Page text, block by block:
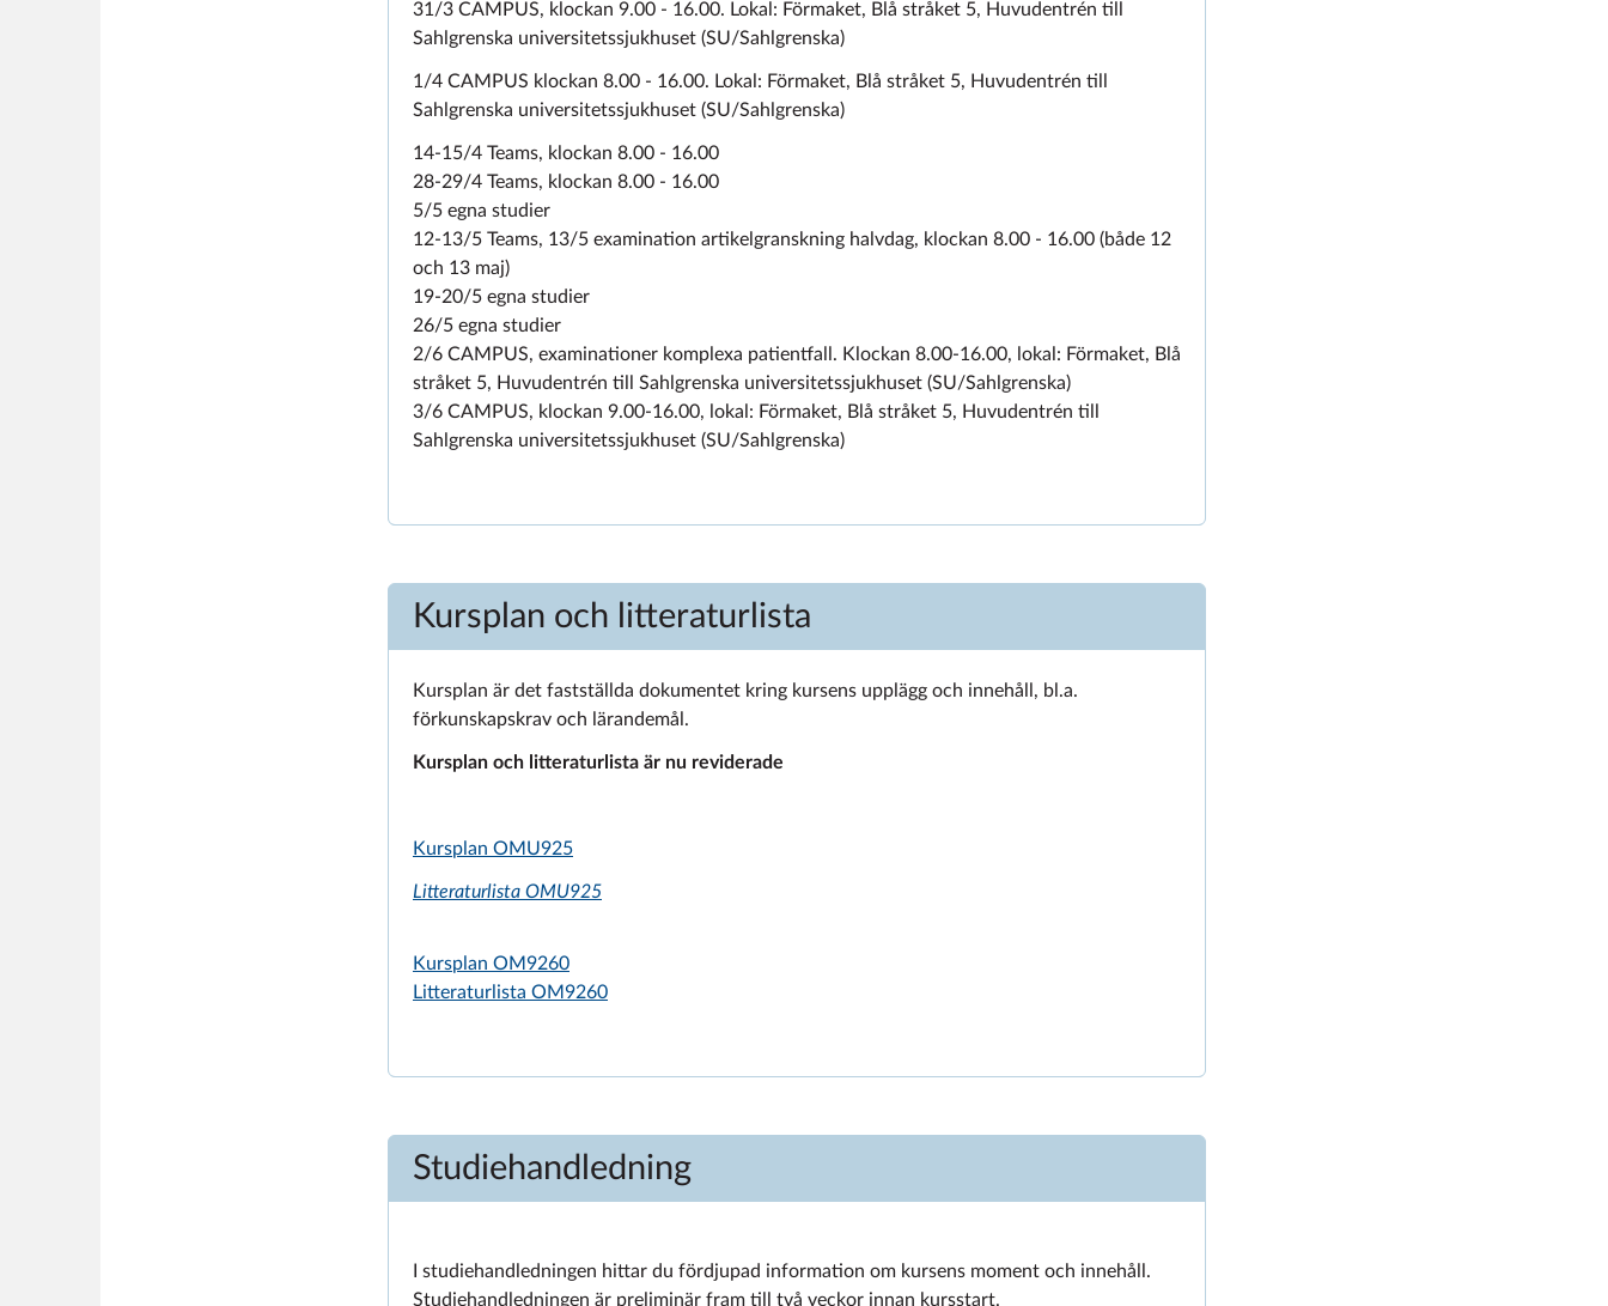
31/3 CAMPUS, klockan 9.00 - 16.00. Lokal: Förmaket, Blå stråket 5, Huvudentrén till
Sahlgrenska universitetssjukhuset (SU/Sahlgrenska)
1/4 CAMPUS klockan 8.00 - 16.00. Lokal: Förmaket, Blå stråket 5, Huvudentrén till
Sahlgrenska universitetssjukhuset (SU/Sahlgrenska)
14-15/4 Teams, klockan 8.00 - 16.00
28-29/4 Teams, klockan 8.00 - 16.00
5/5 egna studier
12-13/5 Teams, 13/5 examination artikelgranskning halvdag, klockan 8.00 - 16.00 (både 12
och 13 maj)
19-20/5 egna studier
26/5 egna studier
2/6 CAMPUS, examinationer komplexa patientfall. Klockan 8.00-16.00, lokal: Förmaket, Blå
stråket 5, Huvudentrén till Sahlgrenska universitetssjukhuset (SU/Sahlgrenska)
3/6 CAMPUS, klockan 9.00-16.00, lokal: Förmaket, Blå stråket 5, Huvudentrén till
Sahlgrenska universitetssjukhuset (SU/Sahlgrenska)
Kursplan och litteraturlista
Kursplan är det fastställda dokumentet kring kursens upplägg och innehåll, bl.a.
förkunskapskrav och lärandemål.
Kursplan och litteraturlista är nu reviderade
Kursplan OMU925
Litteraturlista OMU925
Kursplan OM9260
Litteraturlista OM9260
Studiehandledning
I studiehandledningen hittar du fördjupad information om kursens moment och innehåll.
Studiehandledningen är preliminär fram till två veckor innan kursstart.